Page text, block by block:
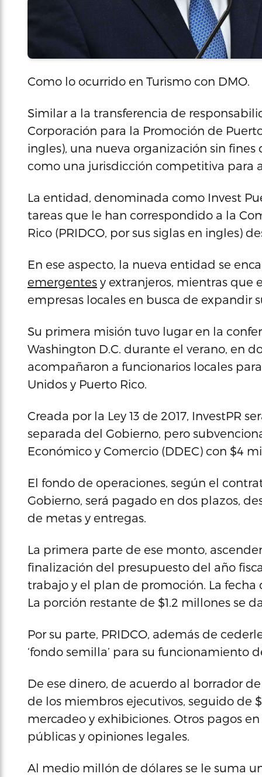
Como lo ocurrido en Turismo con DMO.
Similar a la transferencia de
Corporación para la Promoción de
ingles), una nueva organización sin
como una jurisdicción competitiva para
La entidad, denominada como Invest
tareas que le han correspondido a la
Rico (PRIDCO, por sus siglas en ingles)
En ese aspecto, la nueva entidad se
emergentes y extranjeros, mientras que
empresas locales en busca de expandir
Su primera misión tuvo lugar en la
Washington D.C. durante el verano, en
acompañaron a funcionarios locales
Unidos y Puerto Rico.
Creada por la Ley 13 de 2017, InvestPR
separada del Gobierno, pero
Económico y Comercio (DDEC) con $4
El fondo de operaciones, según el
Gobierno, será pagado en dos plazos,
de metas y entregas.
La primera parte de ese monto,
finalización del presupuesto del año
trabajo y el plan de promoción. La
La porción restante de $1.2 millones se
Por su parte, PRIDCO, además de
‘fondo semilla’ para su funcionamiento
De ese dinero, de acuerdo al borrador
de los miembros ejecutivos, seguido de
mercadeo y exhibiciones. Otros pagos
públicas y opiniones legales.
Al medio millón de dólares se le suma